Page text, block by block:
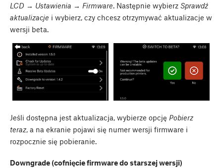
LCD → Ustawienia → Firmware. Następnie wybierz Sprawdź
aktualizacje i wybierz, czy chcesz otrzymywać aktualizacje w
wersji beta.
Jeśli dostępna jest aktualizacja, wybierze opcję Pobierz
teraz, a na ekranie pojawi się numer wersji firmware i
rozpocznie się pobieranie.
Downgrade (cofnięcie firmware do starszej wersji)